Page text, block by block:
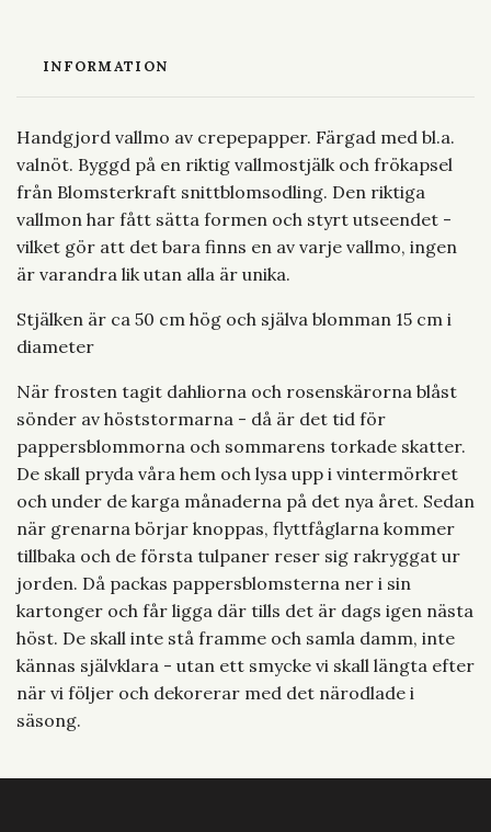
INFORMATION
Handgjord vallmo av crepepapper. Färgad med bl.a.
valnöt. Byggd på en riktig vallmostjälk och frökapsel
från Blomsterkraft snittblomsodling. Den riktiga
vallmon har fått sätta formen och styrt utseendet -
vilket gör att det bara finns en av varje vallmo, ingen
är varandra lik utan alla är unika.
Stjälken är ca 50 cm hög och själva blomman 15 cm i
diameter
När frosten tagit dahliorna och rosenskärorna blåst
sönder av höststormarna - då är det tid för
pappersblommorna och sommarens torkade skatter.
De skall pryda våra hem och lysa upp i vintermörkret
och under de karga månaderna på det nya året. Sedan
när grenarna börjar knoppas, flyttfåglarna kommer
tillbaka och de första tulpaner reser sig rakryggat ur
jorden. Då packas pappersblomsterna ner i sin
kartonger och får ligga där tills det är dags igen nästa
höst. De skall inte stå framme och samla damm, inte
kännas självklara - utan ett smycke vi skall längta efter
när vi följer och dekorerar med det närodlade i
säsong.